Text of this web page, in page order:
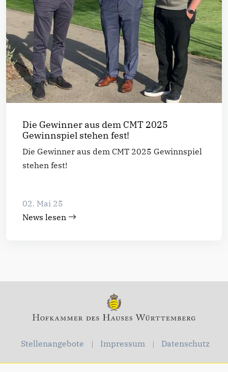
Die Gewinner aus dem CMT 2025
Gewinnspiel stehen fest!
Die Gewinner aus dem CMT 2025 Gewinnspiel
stehen fest!
02. Mai 25
News lesen
Stellenangebote Impressum Datenschutz